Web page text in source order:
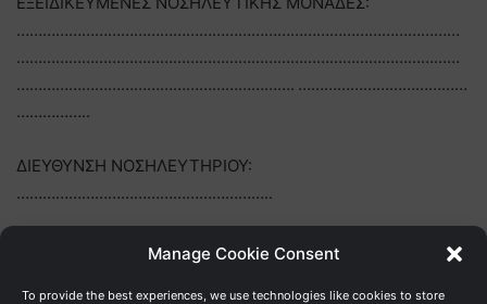
Manage Cookie Consent
To provide the best experiences, we use technologies like cookies to store
…………………………………………………………………………………………
…………………………………………………………………………………………
………………………………………………………. …………………………………
……………..
ΔΙΕΥΘΥΝΣΗ ΝΟΣΗΛΕΥΤΗΡΙΟΥ:
…………………………………………………..
…………………………………………………………………………………………